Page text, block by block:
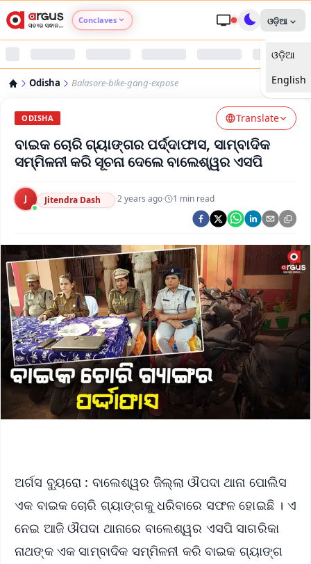
Conclaves
Argus Nari Shakti
Argus Health Connect
Argus Swaad Odisha
ଓଡ଼ିଆ
ଓଡ଼ିଆ
English
Odisha Balasore-bike-gang-expose
ODISHA Translate
ବାଇକ ଚୋରି ଗ୍ୟାଙ୍ଗର ପର୍ଦ୍ଦାଫାସ, ସାମ୍ବାଦିକ
ସମ୍ମିଳନୀ କରି ସୂଚନା ଦେଲେ ବାଲେଶ୍ୱର ଏସପି
J Jitendra Dash ·2 years ago· 1 min read
ଅର୍ଗସ ବ୍ୟୁରୋ : ବାଲେଶ୍ୱର ଜିଲ୍ଲା ଔପଦା ଥାନା ପୋଲିସ
ଏକ ବାଇକ ଚୋରି ଗ୍ୟାଙ୍ଗକୁ ଧରିବାରେ ସଫଳ ହୋଇଛି । ଏ
ନେଇ ଆଜି ଔପଦା ଥାନାରେ ବାଲେଶ୍ୱର ଏସପି ସାଗରିକା
ନାଥଙ୍କ ଏକ ସାମ୍ବାଦିକ ସମ୍ମିଳନୀ କରି ବାଇକ ଗ୍ୟାଙ୍ଗ